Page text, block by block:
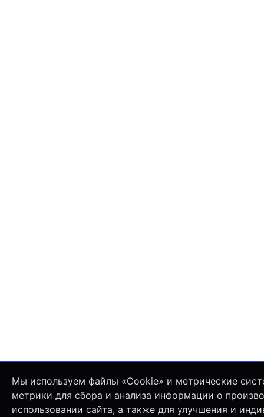
Мы используем файлы «Cookie» и метрические
метрики для сбора и анализа информации о
использовании сайта, а также для улучшения и